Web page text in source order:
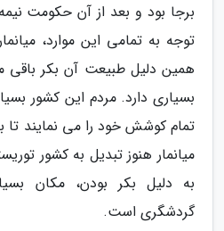
برجا بود و بعد از آن حکومت
توجه به تمامی این موارد،
همین دلیل طبیعت آن بکر باقی
بسیاری دارد. مردم این کشور
تمام کوشش خود را می نمایند
میانمار هنوز تبدیل به کشور
به دلیل بکر بودن، مکان
گردشگری است.